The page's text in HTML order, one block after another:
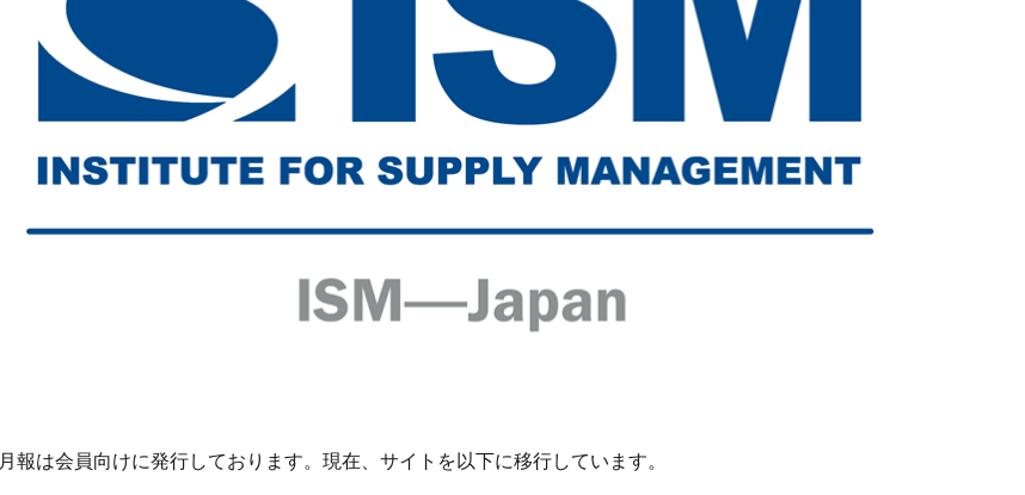
月報は会員向けに発行しております。現在、サイトを以下に移行しています。